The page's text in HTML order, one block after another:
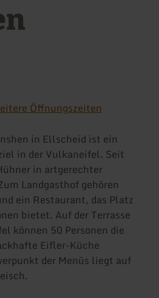
Öffnungszeiten
in Ellscheid ist ein
in der Vulkaneifel. Seit
in artgerechter
Landgasthof gehören
ein Restaurant, das Platz
bietet. Auf der Terrasse
können 50 Personen die
Eifler-Küche
der Menüs liegt auf